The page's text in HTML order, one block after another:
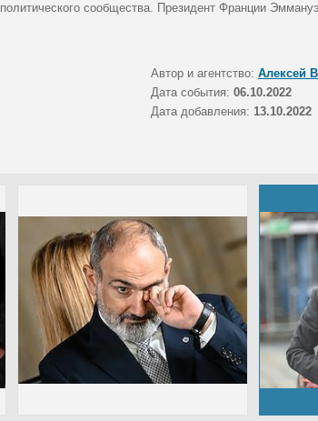
сообщества. Президент Франции
Автор и агентство: Алексей
Дата события: 06.10.2022
Дата добавления: 13.10.2022